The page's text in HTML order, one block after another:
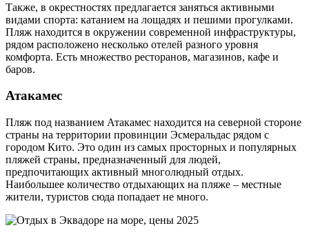
Также, в окрестностях предлагается заняться активными
видами спорта: катанием на лощадях и пешими прогулками.
Пляж находится в окружении современной инфраструктуры,
рядом расположено несколько отелей разного уровня
комфорта. Есть множество ресторанов, магазинов, кафе и
баров.
Атакамес
Пляж под названием Атакамес находится на северной стороне
страны на территории провинции Эсмеральдас рядом с
городом Кито. Это один из самых просторных и популярных
пляжей страны, предназначенный для людей,
предпочитающих активный многолюдный отдых.
Наибольшее количество отдыхающих на пляже – местные
жители, туристов сюда попадает не много.